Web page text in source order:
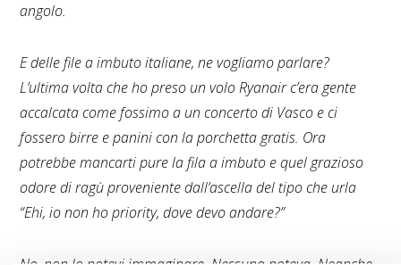
angolo.
E delle file a imbuto italiane, ne vogliamo parlare?
L’ultima volta che ho preso un volo Ryanair c’era gente
accalcata come fossimo a un concerto di Vasco e ci
fossero birre e panini con la porchetta gratis. Ora
potrebbe mancarti pure la fila a imbuto e quel grazioso
odore di ragù proveniente dall’ascella del tipo che urla
“Ehi, io non ho priority, dove devo andare?”